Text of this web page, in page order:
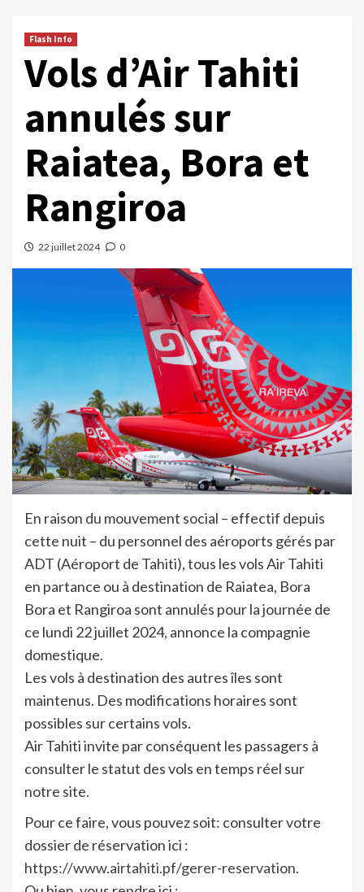
Flash Info
Vols d’Air Tahiti
annulés sur
Raiatea, Bora et
Rangiroa
22 juillet 2024 0
En raison du mouvement social – effectif depuis
cette nuit – du personnel des aéroports gérés par
ADT (Aéroport de Tahiti), tous les vols Air Tahiti
en partance ou à destination de Raiatea, Bora
Bora et Rangiroa sont annulés pour la journée de
ce lundi 22 juillet 2024, annonce la compagnie
domestique.
Les vols à destination des autres îles sont
maintenus. Des modifications horaires sont
possibles sur certains vols.
Air Tahiti invite par conséquent les passagers à
consulter le statut des vols en temps réel sur
notre site.
Pour ce faire, vous pouvez soit: consulter votre
dossier de réservation ici :
https://www.airtahiti.pf/gerer-reservation.